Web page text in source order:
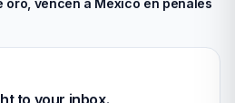
oro, vencen a Mexico en penales